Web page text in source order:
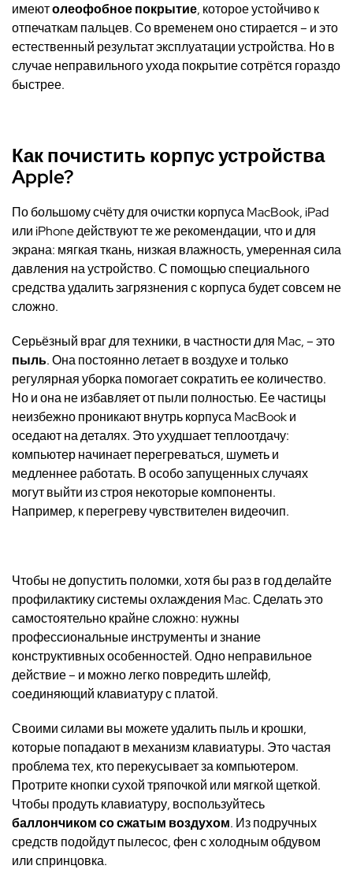
имеютолеофобное покрытие, которое устойчиво к
отпечаткам пальцев. Со временем оно стирается – и это
естественный результат эксплуатации устройства. Но в
случае неправильного ухода покрытие сотрётся гораздо
быстрее.
Как почистить корпус устройства
Apple?
По большому счёту для очистки корпуса MacBook, iPad
или iPhone действуют те же рекомендации, что и для
экрана: мягкая ткань, низкая влажность, умеренная сила
давления на устройство. С помощью специального
средства удалить загрязнения с корпуса будет совсем не
сложно.
Серьёзный враг для техники, в частности для Mac, – это
пыль. Она постоянно летает в воздухе и только
регулярная уборка помогает сократить ее количество.
Но и она не избавляет от пыли полностью. Ее частицы
неизбежно проникают внутрь корпуса MacBook и
оседают на деталях. Это ухудшает теплоотдачу:
компьютер начинает перегреваться, шуметь и
медленнее работать. В особо запущенных случаях
могут выйти из строя некоторые компоненты.
Например, к перегреву чувствителен видеочип.
Чтобы не допустить поломки, хотя бы раз в год делайте
профилактику системы охлаждения Mac. Сделать это
самостоятельно крайне сложно: нужны
профессиональные инструменты и знание
конструктивных особенностей. Одно неправильное
действие – и можно легко повредить шлейф,
соединяющий клавиатуру с платой.
Своими силами вы можете удалить пыль и крошки,
которые попадают в механизм клавиатуры. Это частая
проблема тех, кто перекусывает за компьютером.
Протрите кнопки сухой тряпочкой или мягкой щеткой.
Чтобы продуть клавиатуру, воспользуйтесь
баллончиком со сжатым воздухом. Из подручных
средств подойдут пылесос, фен с холодным обдувом
или спринцовка.